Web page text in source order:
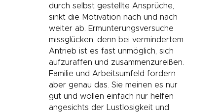
durch selbst gestellte Ansprüche,
sinkt die Motivation nach und nach
weiter ab. Ermunterungsversuche
missglücken, denn bei vermindertem
Antrieb ist es fast unmöglich, sich
aufzuraffen und zusammenzureißen.
Familie und Arbeitsumfeld fordern
aber genau das. Sie meinen es nur
gut und wollen einfach nur helfen
angesichts der Lustlosigkeit und